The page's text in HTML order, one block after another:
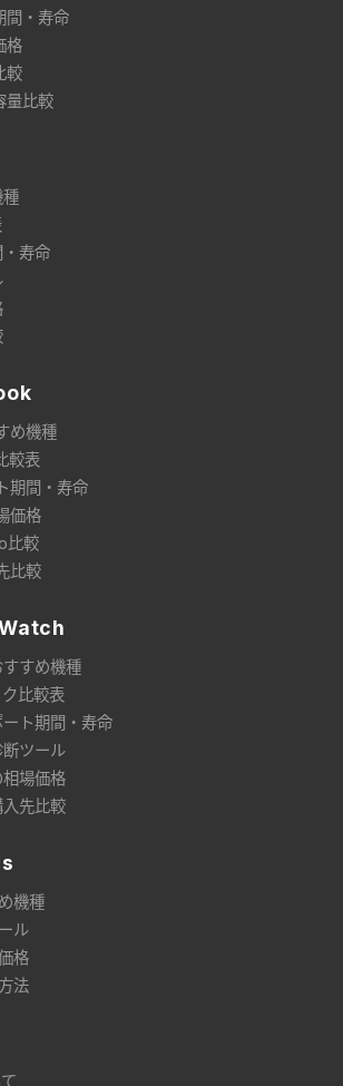
間・寿命
格
較
量比較
種
寿命
め機種
較表
期間・寿命
価格
比較
比較
すめ機種
比較表
ト期間・寿命
ツール
場価格
先比較
機種
ル
格
法